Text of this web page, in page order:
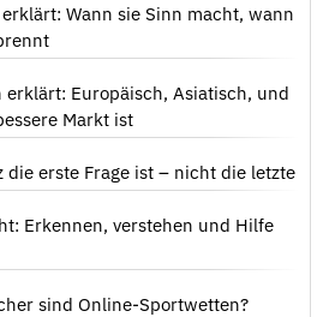
Wann sie Sinn macht, wann
erklärt: Europäisch, Asiatisch, und
Markt ist
die erste Frage ist – nicht die letzte
Erkennen, verstehen und Hilfe
sind Online-Sportwetten?